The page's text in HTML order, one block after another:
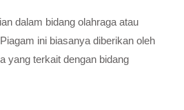
dalam bidang olahraga atau
ini biasanya diberikan oleh
yang terkait dengan bidang